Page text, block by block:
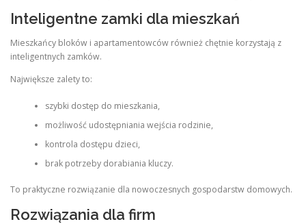
Inteligentne zamki dla mieszkań
Mieszkańcy bloków i apartamentowców również chętnie korzystają z
inteligentnych zamków.
Największe zalety to:
szybki dostęp do mieszkania,
możliwość udostępniania wejścia rodzinie,
kontrola dostępu dzieci,
brak potrzeby dorabiania kluczy.
To praktyczne rozwiązanie dla nowoczesnych gospodarstw domowych.
Rozwiązania dla firm